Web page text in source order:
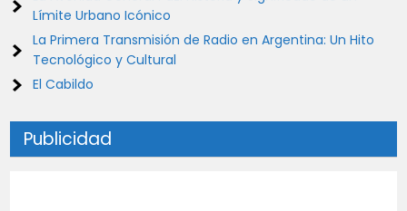
Límite Urbano Icónico
La Primera Transmisión de Radio en Argentina: Un Hito
Tecnológico y Cultural
El Cabildo
Publicidad